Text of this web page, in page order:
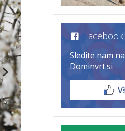
Facebook
Sledite nam
Dominvrt.si